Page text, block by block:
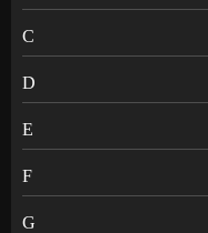
C
D
E
F
G